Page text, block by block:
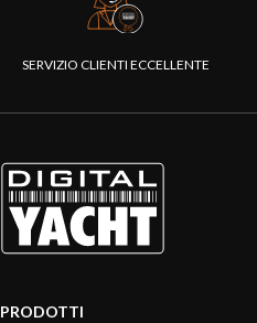
SERVIZIO CLIENTI ECCELLENTE
PRODOTTI